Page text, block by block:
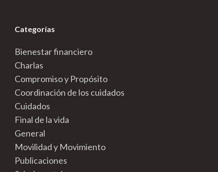
Categorías
Bienestar financiero
Charlas
Compromiso y Propósito
Coordinación de los cuidados
Cuidados
Final de la vida
General
Movilidad y Movimiento
Publicaciones